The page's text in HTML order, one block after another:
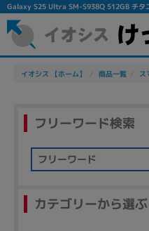
Galaxy S25 Ultra SM-S938Q 512GB チタ
イオシス 【ホーム】 商品一覧 ス
フリーワード検索
カテゴリーから選ぶ
除外ワード